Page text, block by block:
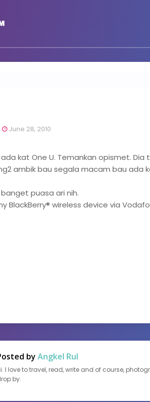
June 28, 2010
kat One U. Temankan opismet.
ambik bau segala macam bau ada
banget puasa ari nih.
BlackBerry® wireless device via
by Angkel Rul
I love to travel, read, write and of course,
by.